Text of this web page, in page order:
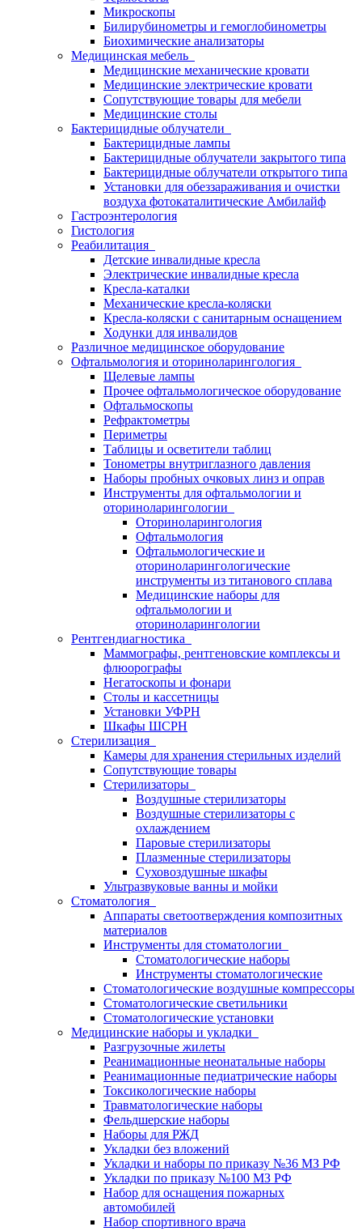
Микроскопы
Билирубинометры и гемоглобинометры
Биохимические анализаторы
Медицинская мебель
Медицинские механические кровати
Медицинские электрические кровати
Сопутствующие товары для мебели
Медицинские столы
Бактерицидные облучатели
Бактерицидные лампы
Бактерицидные облучатели закрытого типа
Бактерицидные облучатели открытого типа
Установки для обеззараживания и очистки
воздуха фотокаталитические Амбилайф
Гастроэнтерология
Гистология
Реабилитация
Детские инвалидные кресла
Электрические инвалидные кресла
Кресла-каталки
Механические кресла-коляски
Кресла-коляски с санитарным оснащением
Ходунки для инвалидов
Различное медицинское оборудование
Офтальмология и оториноларингология
Щелевые лампы
Прочее офтальмологическое оборудование
Офтальмоскопы
Рефрактометры
Периметры
Таблицы и осветители таблиц
Тонометры внутриглазного давления
Наборы пробных очковых линз и оправ
Инструменты для офтальмологии и
оториноларингологии
Оториноларингология
Офтальмология
Офтальмологические и
оториноларингологические
инструменты из титанового сплава
Медицинские наборы для
офтальмологии и
оториноларингологии
Рентгендиагностика
Маммографы, рентгеновские комплексы и
флюорографы
Негатоскопы и фонари
Столы и кассетницы
Установки УФРН
Шкафы ШСРН
Стерилизация
Камеры для хранения стерильных изделий
Сопутствующие товары
Стерилизаторы
Воздушные стерилизаторы
Воздушные стерилизаторы с
охлаждением
Паровые стерилизаторы
Плазменные стерилизаторы
Суховоздушные шкафы
Ультразвуковые ванны и мойки
Стоматология
Аппараты светоотверждения композитных
материалов
Инструменты для стоматологии
Стоматологические наборы
Инструменты стоматологические
Стоматологические воздушные компрессоры
Стоматологические светильники
Стоматологические установки
Медицинские наборы и укладки
Разгрузочные жилеты
Реанимационные неонатальные наборы
Реанимационные педиатрические наборы
Токсикологические наборы
Травматологические наборы
Фельдшерские наборы
Наборы для РЖД
Укладки без вложений
Укладки и наборы по приказу №36 МЗ РФ
Укладки по приказу №100 МЗ РФ
Набор для оснащения пожарных
автомобилей
Набор спортивного врача